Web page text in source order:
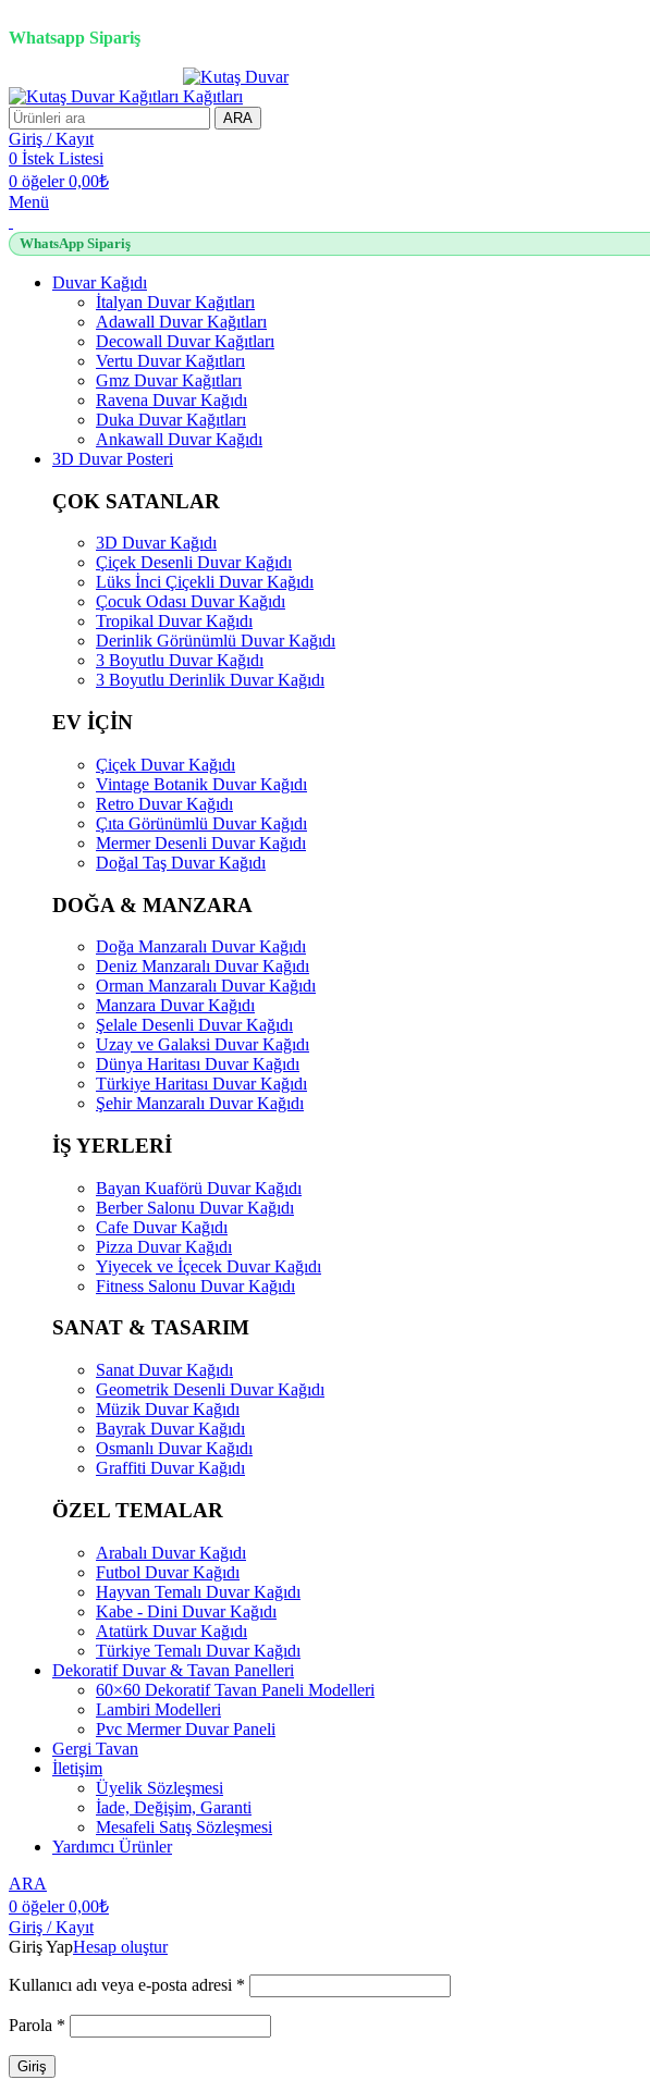
Whatsapp Sipariş
ARA
Giriş / Kayıt
0 İstek Listesi
0 öğeler 0,00₺
Menü
WhatsApp Sipariş
Duvar Kağıdı
İtalyan Duvar Kağıtları
Adawall Duvar Kağıtları
Decowall Duvar Kağıtları
Vertu Duvar Kağıtları
Gmz Duvar Kağıtları
Ravena Duvar Kağıdı
Duka Duvar Kağıtları
Ankawall Duvar Kağıdı
3D Duvar Posteri
ÇOK SATANLAR
3D Duvar Kağıdı
Çiçek Desenli Duvar Kağıdı
Lüks İnci Çiçekli Duvar Kağıdı
Çocuk Odası Duvar Kağıdı
Tropikal Duvar Kağıdı
Derinlik Görünümlü Duvar Kağıdı
3 Boyutlu Duvar Kağıdı
3 Boyutlu Derinlik Duvar Kağıdı
EV İÇİN
Çiçek Duvar Kağıdı
Vintage Botanik Duvar Kağıdı
Retro Duvar Kağıdı
Çıta Görünümlü Duvar Kağıdı
Mermer Desenli Duvar Kağıdı
Doğal Taş Duvar Kağıdı
DOĞA & MANZARA
Doğa Manzaralı Duvar Kağıdı
Deniz Manzaralı Duvar Kağıdı
Orman Manzaralı Duvar Kağıdı
Manzara Duvar Kağıdı
Şelale Desenli Duvar Kağıdı
Uzay ve Galaksi Duvar Kağıdı
Dünya Haritası Duvar Kağıdı
Türkiye Haritası Duvar Kağıdı
Şehir Manzaralı Duvar Kağıdı
İŞ YERLERİ
Bayan Kuaförü Duvar Kağıdı
Berber Salonu Duvar Kağıdı
Cafe Duvar Kağıdı
Pizza Duvar Kağıdı
Yiyecek ve İçecek Duvar Kağıdı
Fitness Salonu Duvar Kağıdı
SANAT & TASARIM
Sanat Duvar Kağıdı
Geometrik Desenli Duvar Kağıdı
Müzik Duvar Kağıdı
Bayrak Duvar Kağıdı
Osmanlı Duvar Kağıdı
Graffiti Duvar Kağıdı
ÖZEL TEMALAR
Arabalı Duvar Kağıdı
Futbol Duvar Kağıdı
Hayvan Temalı Duvar Kağıdı
Kabe - Dini Duvar Kağıdı
Atatürk Duvar Kağıdı
Türkiye Temalı Duvar Kağıdı
Dekoratif Duvar & Tavan Panelleri
60×60 Dekoratif Tavan Paneli Modelleri
Lambiri Modelleri
Pvc Mermer Duvar Paneli
Gergi Tavan
İletişim
Üyelik Sözleşmesi
İade, Değişim, Garanti
Mesafeli Satış Sözleşmesi
Yardımcı Ürünler
ARA
0 öğeler 0,00₺
Giriş / Kayıt
Giriş YapHesap oluştur
Kullanıcı adı veya e-posta adresi *
Parola *
Giriş